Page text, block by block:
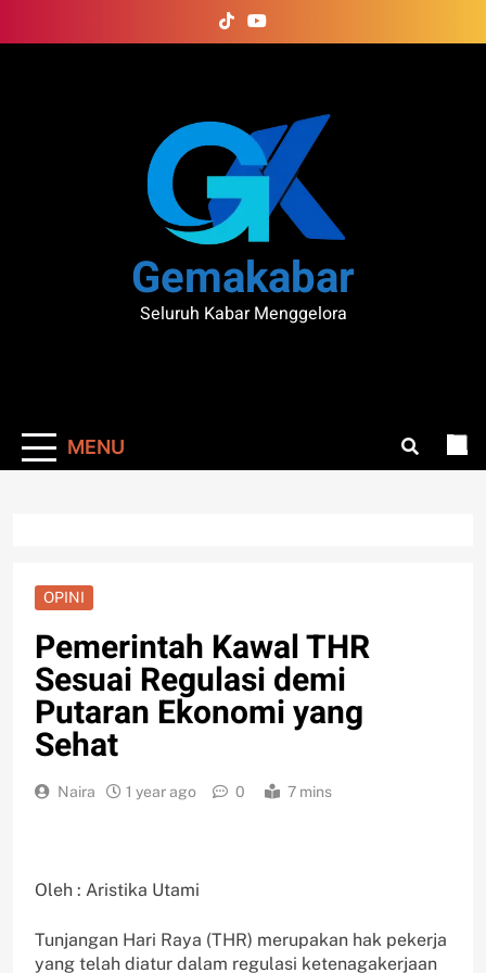
to
Gemakabar
Seluruh Kabar Menggelora
MENU
OPINI
Pemerintah Kawal THR
Sesuai Regulasi demi
Putaran Ekonomi yang
Sehat
Naira 1 year ago 0 7 mins
Oleh : Aristika Utami
Tunjangan Hari Raya (THR) merupakan hak pekerja
yang telah diatur dalam regulasi ketenagakerjaan